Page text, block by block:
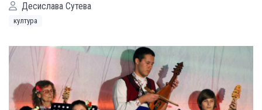
Десислава Сутева
култура